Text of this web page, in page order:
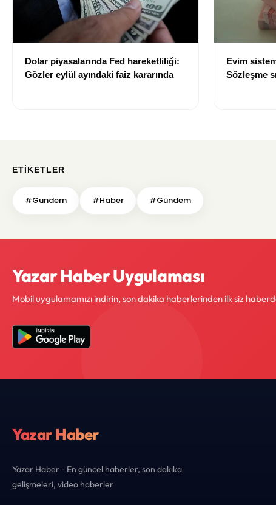
Dolar piyasalarında Fed hareketliliği:
Gözler eylül ayındaki faiz kararında
Evim
Sözleşme
ETIKETLER
#Gundem #Haber #Gündem
Yazar Haber Uygulaması
Mobil uygulamamızı indirin, son dakika haberlerinden ilk siz
Yazar Haber
Yazar Haber - En güncel haberler, son dakika
gelişmeleri, video haberler